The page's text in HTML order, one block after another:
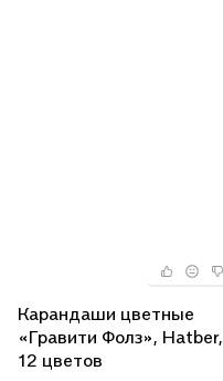
Карандаши цветные
«Гравити Фолз», Hatber,
12 цветов